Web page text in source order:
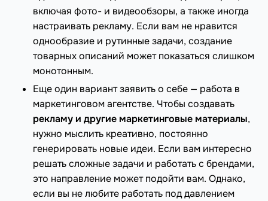
включая фото- и видеообзоры, а также иногда
настраивать рекламу. Если вам не нравится
однообразие и рутинные задачи, создание
товарных описаний может показаться слишком
монотонным.
Еще один вариант заявить о себе — работа в
маркетинговом агентстве. Чтобы создавать
рекламу и другие маркетинговые материалы,
нужно мыслить креативно, постоянно
генерировать новые идеи. Если вам интересно
решать сложные задачи и работать с брендами,
это направление может подойти вам. Однако,
если вы не любите работать под давлением